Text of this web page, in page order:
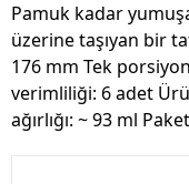
Pamuk kadar
üzerine taşıyan bir
176 mm Tek
verimliliği: 6 adet
ağırlığı: ~ 93 ml